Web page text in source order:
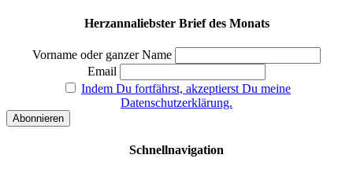
Herzannaliebster Brief des Monats
Vorname oder ganzer Name
Email
Indem Du fortfährst, akzeptierst Du meine
Datenschutzerklärung.
Schnellnavigation